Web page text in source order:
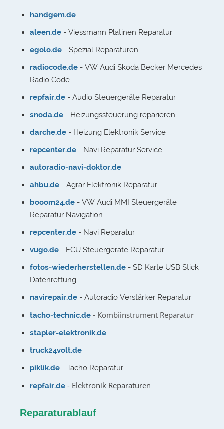
handgem.de
aleen.de - Viessmann Platinen Reparatur
egolo.de - Spezial Reparaturen
radiocode.de - VW Audi Skoda Becker Mercedes
Radio Code
repfair.de - Audio Steuergeräte Reparatur
snoda.de - Heizungssteuerung reparieren
darche.de - Heizung Elektronik Service
repcenter.de - Navi Reparatur Service
autoradio-navi-doktor.de
ahbu.de - Agrar Elektronik Reparatur
booom24.de - VW Audi MMI Steuergeräte
Reparatur Navigation
repcenter.de - Navi Reparatur
vugo.de - ECU Steuergeräte Reparatur
fotos-wiederherstellen.de - SD Karte USB Stick
Datenrettung
navirepair.de - Autoradio Verstärker Reparatur
tacho-technic.de - Kombiinstrument Reparatur
stapler-elektronik.de
truck24volt.de
piklik.de - Tacho Reparatur
repfair.de - Elektronik Reparaturen
Reparaturablauf